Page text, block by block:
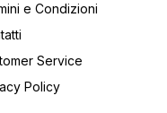
e Condizioni
Service
Policy